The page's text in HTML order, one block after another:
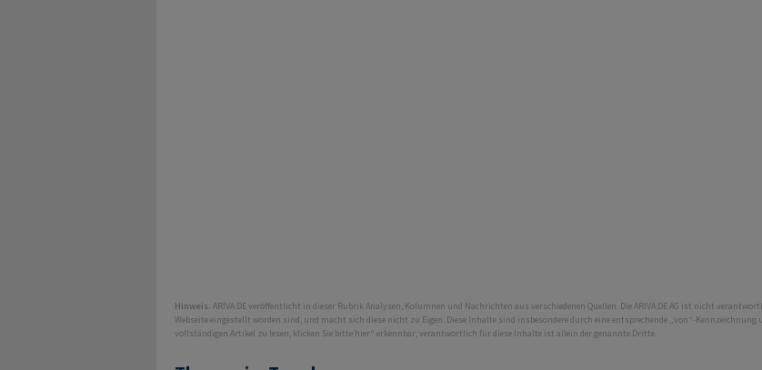
Hinweis: ARIVA.DE veröffentlicht in dieser Rubrik Analysen, Kolumnen und Nachrichten aus verschiedenen Quellen. Die ARIVA.DE AG ist nicht
Webseite eingestellt worden sind, und macht sich diese nicht zu Eigen. Diese Inhalte sind insbesondere durch eine entsprechende „von“-
vollständigen Artikel zu lesen, klicken Sie bitte hier.“ erkennbar; verantwortlich für diese Inhalte ist allein der genannte Dritte.